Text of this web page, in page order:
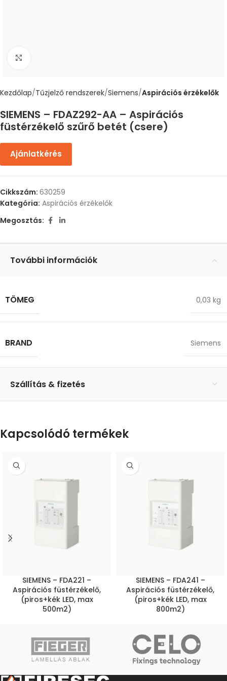
Kezdőlap Tűzjelző rendszerek Siemens Aspirációs érzékelők
SIEMENS – FDAZ292-AA – Aspirációs
füstérzékelő szűrő betét (csere)
Ajánlatkérés
Cikkszám: 630259
Kategória: Aspirációs érzékelők
Megosztás:
További információk
TÖMEG 0,03 kg
BRAND Siemens
Szállítás & fizetés
Kapcsolódó termékek
SIEMENS – FDA221 –
Aspirációs füstérzékelő,
(piros+kék LED, max
500m2)
SIEMENS – FDA241 –
Aspirációs füstérzékelő,
(piros+kék LED, max
800m2)